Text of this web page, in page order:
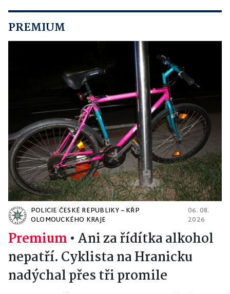
PREMIUM
POLICIE ČESKÉ REPUBLIKY – KŘP
OLOMOUCKÉHO KRAJE
06. 08.
2026
Premium • Ani za řídítka alkohol
nepatří. Cyklista na Hranicku
nadýchal přes tři promile